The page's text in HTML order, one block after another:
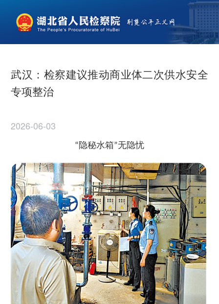
武汉：检察建议推动商业体二次供水安全
专项整治
2026-06-03
“ 隐秘水箱”无隐忧